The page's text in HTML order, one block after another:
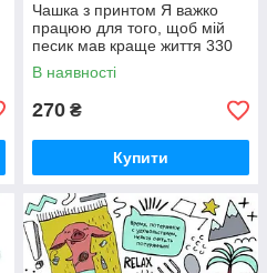
Чашка з принтом Я важко
працюю для того, щоб мій
песик мав краще життя 330
мл (KR_22S002)
В наявності
270 ₴
Купити